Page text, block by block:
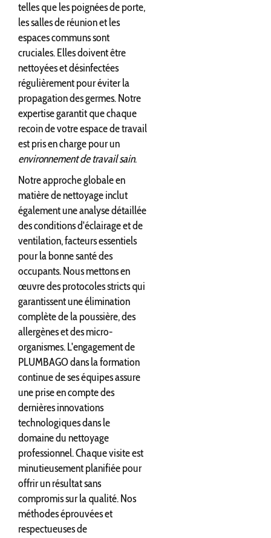
telles que les poignées de porte,
les salles de réunion et les
espaces communs sont
cruciales. Elles doivent être
nettoyées et désinfectées
régulièrement pour éviter la
propagation des germes. Notre
expertise garantit que chaque
recoin de votre espace de travail
est pris en charge pour un
environnement de travail sain.
Notre approche globale en
matière de nettoyage inclut
également une analyse détaillée
des conditions d'éclairage et de
ventilation, facteurs essentiels
pour la bonne santé des
occupants. Nous mettons en
œuvre des protocoles stricts qui
garantissent une élimination
complète de la poussière, des
allergènes et des micro-
organismes. L'engagement de
PLUMBAGO dans la formation
continue de ses équipes assure
une prise en compte des
dernières innovations
technologiques dans le
domaine du nettoyage
professionnel. Chaque visite est
minutieusement planifiée pour
offrir un résultat sans
compromis sur la qualité. Nos
méthodes éprouvées et
respectueuses de